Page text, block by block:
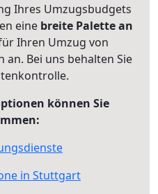
Ihres Umzugsbudgets
eine breite Palette an
Ihren Umzug von
Bei uns behalten Sie
können Sie
in Stuttgart